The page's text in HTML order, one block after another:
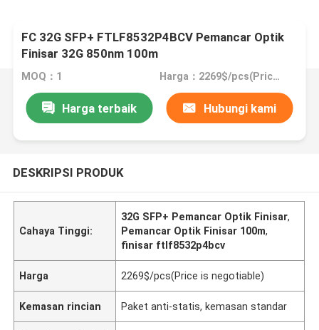
FC 32G SFP+ FTLF8532P4BCV Pemancar Optik
Finisar 32G 850nm 100m
MOQ：1 Harga：2269$/pcs(Price is negotiable)
Harga terbaik Hubungi kami
DESKRIPSI PRODUK
Cahaya Tinggi:
32G SFP+ Pemancar Optik Finisar,
Pemancar Optik Finisar 100m,
finisar ftlf8532p4bcv
Harga 2269$/pcs(Price is negotiable)
Kemasan rincian Paket anti-statis, kemasan standar